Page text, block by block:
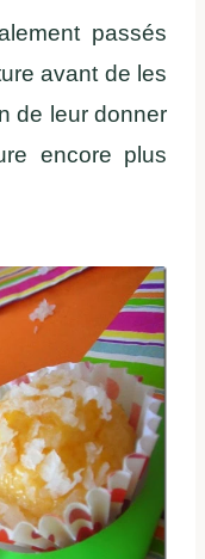
passés
avant de les
de leur donner
encore plus